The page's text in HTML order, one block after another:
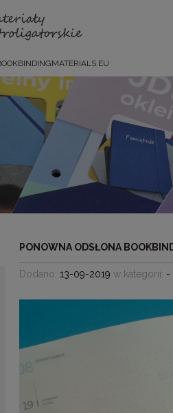
PONOWNA ODSŁONA
Dodano: 13-09-2019 w kategorii: -